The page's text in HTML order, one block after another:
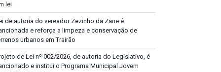
lei
de autoria do vereador Zezinho da Zane é
e reforça a limpeza e conservação de
urbanos em Trairão
de Lei nº 002/2026, de autoria do Legislativo, é
e institui o Programa Municipal Jovem